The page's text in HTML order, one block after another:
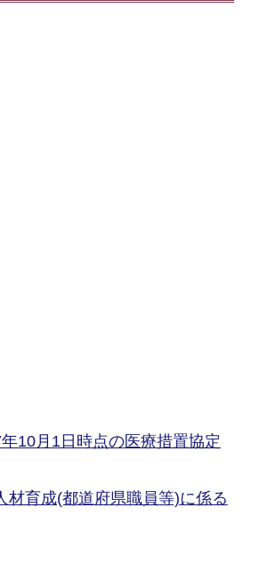
10月1日時点の医療措置協定
育成(都道府県職員等)に係る